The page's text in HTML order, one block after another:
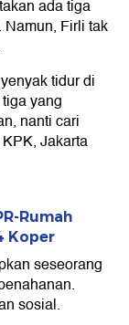
ada tiga
Firli tak
tidur di
yang
nanti cari
Jakarta
Rumah
Koper
seseorang
sosial.